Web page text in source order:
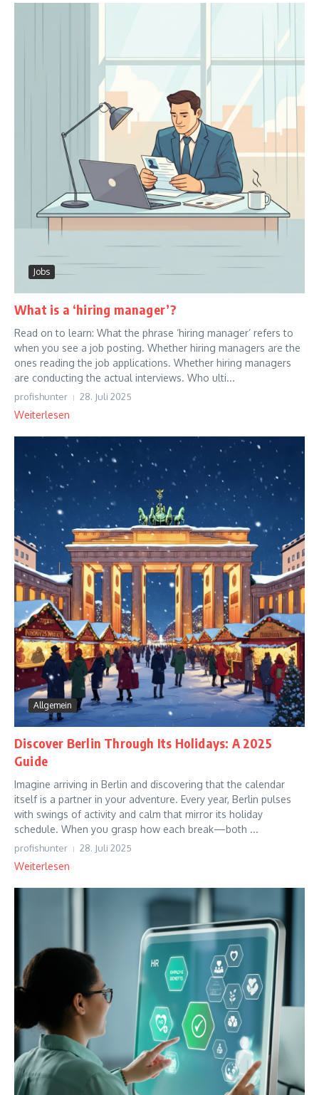
Jobs
What is a ‘hiring manager’?
Read on to learn: What the phrase ‘hiring manager’ refers to
when you see a job posting. Whether hiring managers are the
ones reading the job applications. Whether hiring managers
are conducting the actual interviews. Who ulti...
profishunter 28. Juli 2025
Weiterlesen
Allgemein
Discover Berlin Through Its Holidays: A 2025
Guide
Imagine arriving in Berlin and discovering that the calendar
itself is a partner in your adventure. Every year, Berlin pulses
with swings of activity and calm that mirror its holiday
schedule. When you grasp how each break—both ...
profishunter 28. Juli 2025
Weiterlesen